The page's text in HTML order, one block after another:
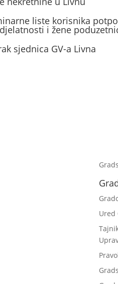
liste korisnika
i žene
sjednica GV-a Livna
Ured